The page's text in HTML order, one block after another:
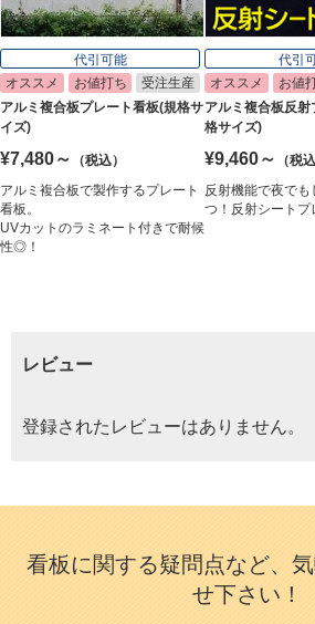
代引可能
オススメ
お値打ち
受注生産
アルミ複合板プレート看板(規格サ
イズ)
¥7,480～
（税込）
アルミ複合板で製作するプレート
看板。
UVカットのラミネート付きで耐候
性◎！
代引
オススメ
お値
アルミ複合板反
格サイズ)
¥9,460～
（税込
反射機能で夜でも
つ！反射シートプ
レビュー
登録されたレビューはありません。
看板に関する疑問点など、
せ下さい！